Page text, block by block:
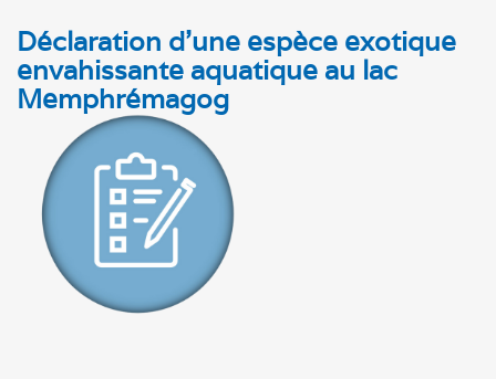
Déclaration d'une espèce exotique
envahissante aquatique au lac
Memphrémagog